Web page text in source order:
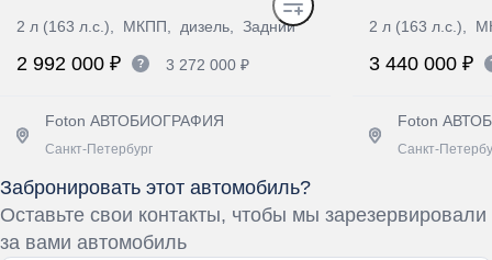
2 л (163 л.с.), МКПП, дизель, Задний
2 992 000 ₽ 3 272 000 ₽
Foton АВТОБИОГРАФИЯ
Санкт-Петербург
Получить предложение
2 л (163 л.с.),
3 440 000 ₽
Foton
Санкт-
Забронировать этот автомобиль?
Оставьте свои контакты, чтобы мы зарезервировали
за вами автомобиль